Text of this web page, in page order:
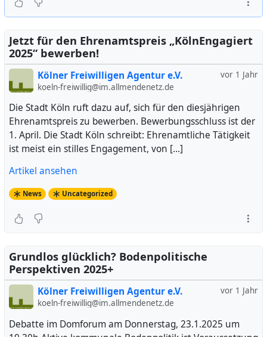
Jetzt für den Ehrenamtspreis „KölnEngagiert
2025“ bewerben!
vor 1 Jahr
Kölner Freiwilligen Agentur e.V.
koeln-freiwillig@im.allmendenetz.de
Die Stadt Köln ruft dazu auf, sich für den diesjährigen
Ehrenamtspreis zu bewerben. Bewerbungsschluss ist der
1. April. Die Stadt Köln schreibt: Ehrenamtliche Tätigkeit
ist meist ein stilles Engagement, von […]
Artikel ansehen
News Uncategorized
Grundlos glücklich? Bodenpolitische
Perspektiven 2025+
vor 1 Jahr
Kölner Freiwilligen Agentur e.V.
koeln-freiwillig@im.allmendenetz.de
Debatte im Domforum am Donnerstag, 23.1.2025 um